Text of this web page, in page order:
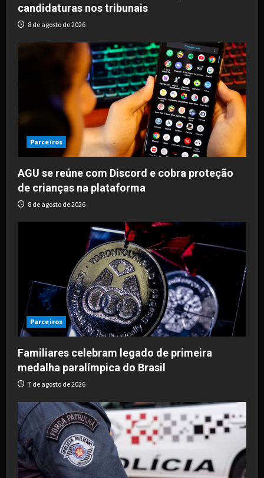
candidaturas nos tribunais
8 de agosto de 2026
Parceiros
AGU se reúne com Discord e cobra proteção
de crianças na plataforma
8 de agosto de 2026
Parceiros
Familiares celebram legado de primeira
medalha paralímpica do Brasil
7 de agosto de 2026